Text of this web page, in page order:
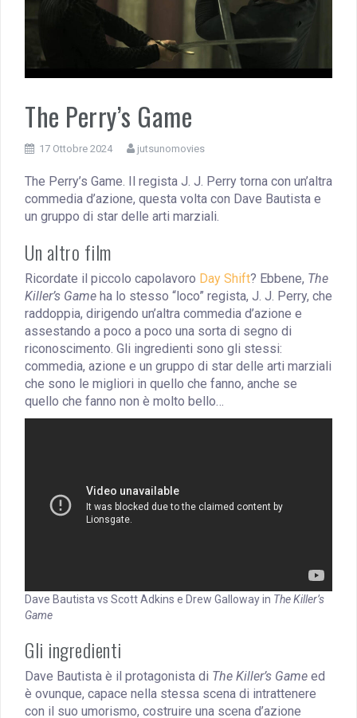
The Perry’s Game
17 Ottobre 2024 jutsunomovies
The Perry’s Game. Il regista J. J. Perry torna con un’altra
commedia d’azione, questa volta con Dave Bautista e
un gruppo di star delle arti marziali.
Un altro film
Ricordate il piccolo capolavoro Day Shift? Ebbene, The
Killer’s Game ha lo stesso “loco” regista, J. J. Perry, che
raddoppia, dirigendo un’altra commedia d’azione e
assestando a poco a poco una sorta di segno di
riconoscimento. Gli ingredienti sono gli stessi:
commedia, azione e un gruppo di star delle arti marziali
che sono le migliori in quello che fanno, anche se
quello che fanno non è molto bello…
Dave Bautista vs Scott Adkins e Drew Galloway in The Killer’s
Game
Gli ingredienti
Dave Bautista è il protagonista di The Killer’s Game ed
è ovunque, capace nella stessa scena di intrattenere
con il suo umorismo, costruire una scena d’azione